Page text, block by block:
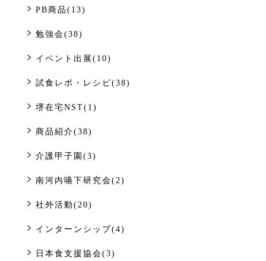
PB商品(13)
勉強会(38)
イベント出展(10)
試食レポ・レシピ(38)
堺在宅NST(1)
商品紹介(38)
介護甲子園(3)
南河内嚥下研究会(2)
社外活動(20)
インターンシップ(4)
日本食支援協会(3)